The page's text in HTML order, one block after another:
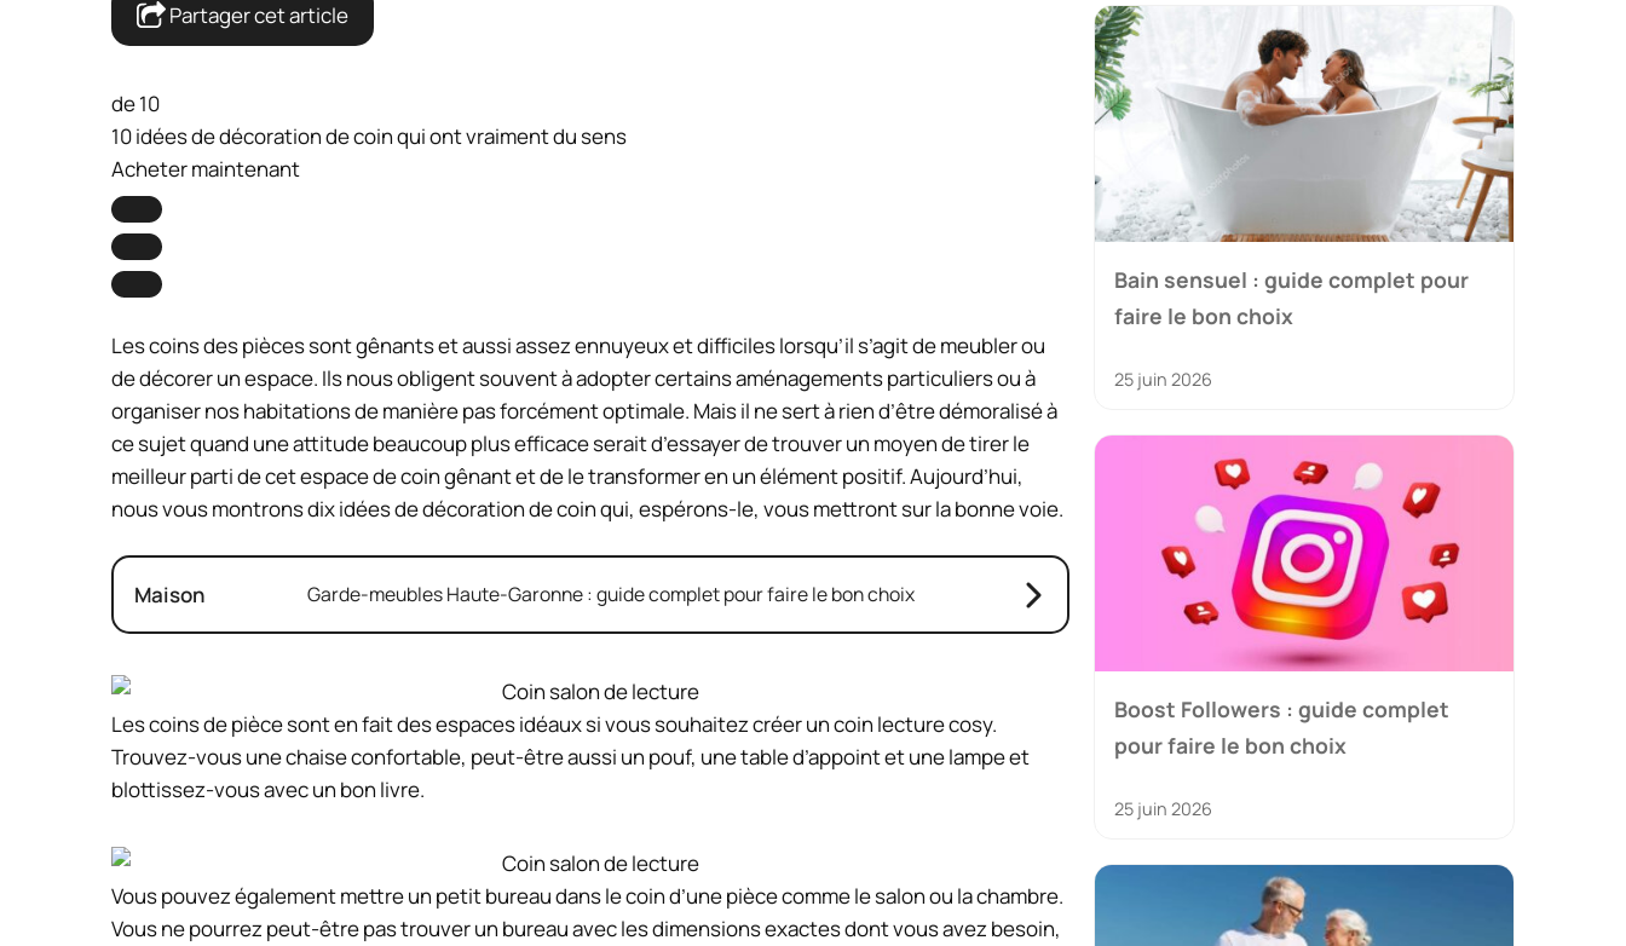
Partager cet article
de 10
10 idées de décoration de coin qui ont vraiment du sens
Acheter maintenant
Les coins des pièces sont gênants et aussi assez ennuyeux et difficiles lorsqu’il s’agit de meubler ou
de décorer un espace. Ils nous obligent souvent à adopter certains aménagements particuliers ou à
organiser nos habitations de manière pas forcément optimale. Mais il ne sert à rien d’être démoralisé à
ce sujet quand une attitude beaucoup plus efficace serait d’essayer de trouver un moyen de tirer le
meilleur parti de cet espace de coin gênant et de le transformer en un élément positif. Aujourd’hui,
nous vous montrons dix idées de décoration de coin qui, espérons-le, vous mettront sur la bonne voie.
Maison Garde-meubles Haute-Garonne : guide complet pour faire le bon choix
Les coins de pièce sont en fait des espaces idéaux si vous souhaitez créer un coin lecture cosy.
Trouvez-vous une chaise confortable, peut-être aussi un pouf, une table d’appoint et une lampe et
blottissez-vous avec un bon livre.
Vous pouvez également mettre un petit bureau dans le coin d’une pièce comme le salon ou la chambre.
Vous ne pourrez peut-être pas trouver un bureau avec les dimensions exactes dont vous avez besoin,
Bain sensuel : guide complet pour
faire le bon choix
25 juin 2026
Boost Followers : guide complet
pour faire le bon choix
25 juin 2026